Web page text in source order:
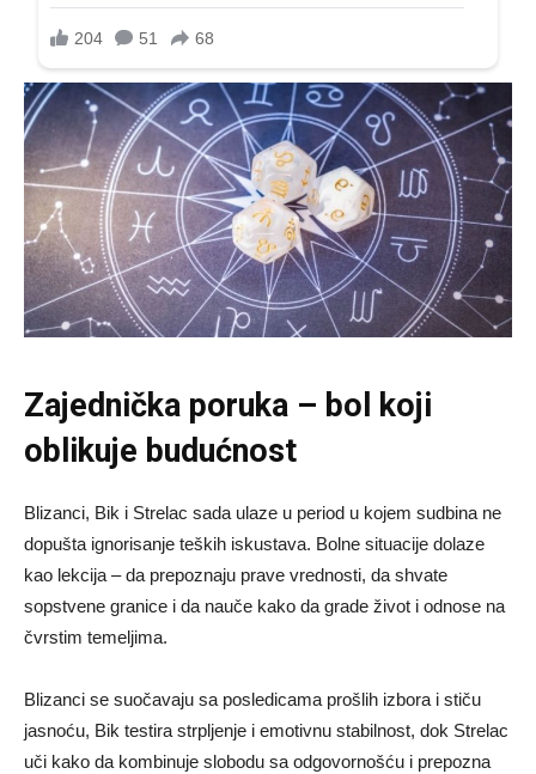
Zajednička poruka – bol koji
oblikuje budućnost
Blizanci, Bik i Strelac sada ulaze u period u kojem sudbina ne
dopušta ignorisanje teških iskustava. Bolne situacije dolaze
kao lekcija – da prepoznaju prave vrednosti, da shvate
sopstvene granice i da nauče kako da grade život i odnose na
čvrstim temeljima.
Blizanci se suočavaju sa posledicama prošlih izbora i stiču
jasnoću, Bik testira strpljenje i emotivnu stabilnost, dok Strelac
uči kako da kombinuje slobodu sa odgovornošću i prepozna